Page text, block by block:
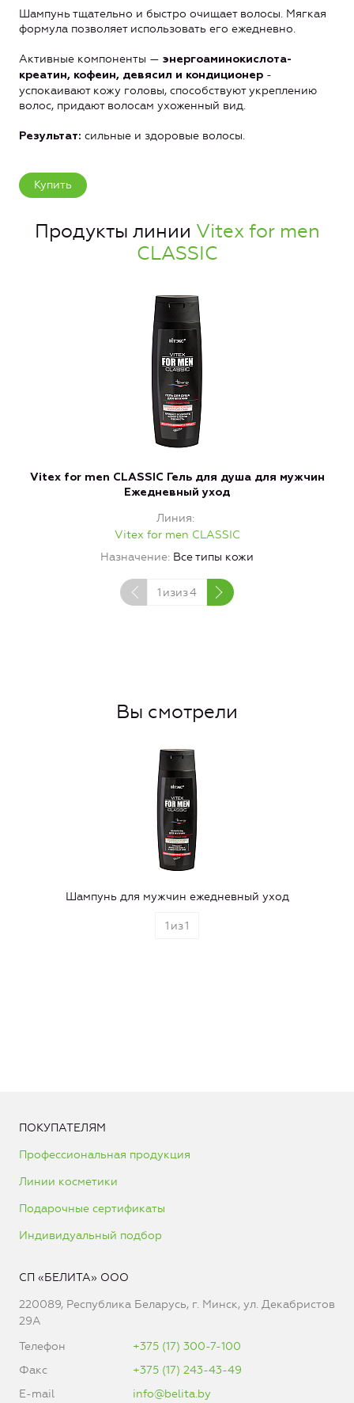
Шампунь тщательно и быстро очищает волосы. Мягкая
формула позволяет использовать его ежедневно.
Активные компоненты — энергоаминокислота-
креатин, кофеин, девясил и кондиционер -
успокаивают кожу головы, способствуют укреплению
волос, придают волосам ухоженный вид.
Результат: сильные и здоровые волосы.
Купить
Продукты линии Vitex for men
CLASSIC
Vitex for men CLASSIC Гель для душа для мужчин
Ежедневный уход
Линия
Vitex for men CLASSIC
Назначение Все типы кожи
1 изиз4
Вы смотрели
Шампунь для мужчин ежедневный уход
1 из1
ПОКУПАТЕЛЯМ
Профессиональная продукция
Линии косметики
Подарочные сертификаты
Индивидуальный подбор
СП «БЕЛИТА» ООО
220089, Республика Беларусь, г. Минск, ул. Декабристов
29А
Телефон
+375 (17) 300-7-100
Факс
+375 (17) 243-43-49
E-mail
info@belita.by